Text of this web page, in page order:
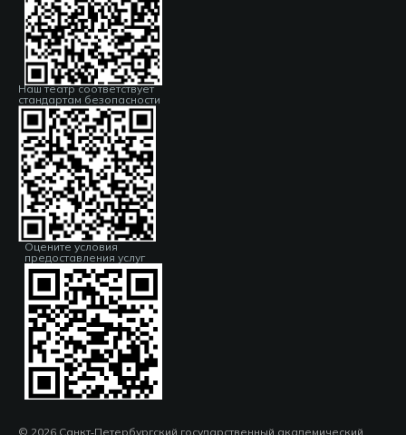
Наш театр соответствует
стандартам безопасности
Оцените условия
предоставления услуг
© 2026 Санкт‑Петербургский государственный академический